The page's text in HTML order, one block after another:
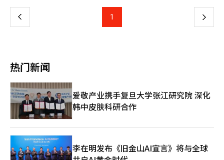
会在函中表示：“只有当商店能够顺利供应商品时，门店才能正常
化，门店复苏后，宝贵的供货款项才能得到完全偿还。”※ 本报
就是梅里茨。” 近期，홈플러스在流动性危机中持续进行门店缩减
和暂停营业的措施。此前，홈플러스已出售其超市业务部门홈플러
企业一旦停止营业，几乎不可能恢复正常。如果剩余的67家门店全
部停止营业，复苏程序的持续将变得困难，最终可能转向清算程
序。” 资金困难也影响到了员工的工资支付。홈플러스尚未支付4
月份的工资，预计21日的5月份工资支付也面临困难。 홈플러스已
向梅里茨请求在홈플러스快递出售尾款到账之前，确保运营资金的
桥接贷款支持。同时，也要求在复苏程序结束前提供用于结构调整
和营业正常化的紧急运营资金（DIP）金融支持。 如果复苏失败，
后果将非常严重。홈플러스表示：“梅里茨可以通过担保资产收回
大部分债权，但次级债权人的回收率可能会急剧下降。”并指
出：“员工的就业不安、入驻企业的损失、地区商圈的萎缩等社会
损失也可能扩大。” 接着，홈플러스呼吁梅里茨考虑社会责任，作
上 1 下
热门新闻
爱敬产业携手复旦大学张江研究院 深化
韩中皮肤科研合作
李在明发布《旧金山AI宣言》将与全球